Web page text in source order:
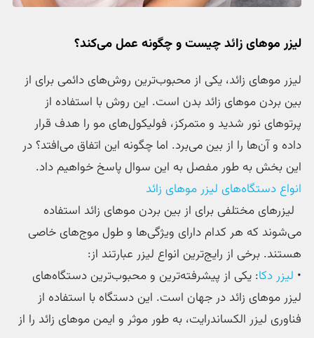
لیزر موهای زائد چیست و چگونه عمل می‌کند؟
لیزر موهای زائد، یکی از محبوب‌ترین روش‌های دائمی برای از
بین بردن موهای زائد بدن است. این روش با استفاده از
پرتوهای نور شدید و متمرکز، فولیکول‌های مو را هدف قرار
داده و آن‌ها را از بین می‌برد. اما چگونه این اتفاق می‌افتد؟ در
این بخش به طور مفصل به این سوال پاسخ خواهیم داد.
انواع دستگاه‌های لیزر موهای زائد
لیزرهای مختلفی برای از بین بردن موهای زائد استفاده
می‌شوند که هر کدام دارای ویژگی‌ها و طول موج‌های خاصی
هستند. برخی از رایج‌ترین انواع لیزر عبارتند از:
• لیزر دکا: یکی از پیشرفته‌ترین و محبوب‌ترین دستگاه‌های
لیزر موهای زائد در جهان است. این دستگاه با استفاده از
فناوری لیزر الکساندرایت، به طور موثر و ایمن موهای زائد را از